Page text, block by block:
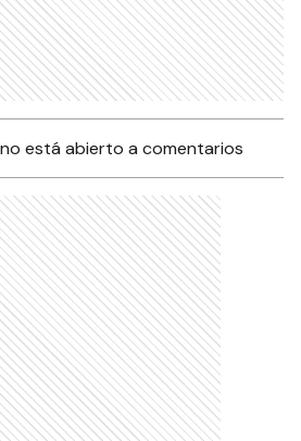
está abierto a comentarios